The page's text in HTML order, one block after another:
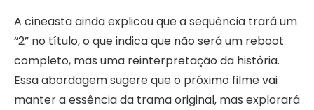
A cineasta ainda explicou que a sequência trará um
“2” no título, o que indica que não será um reboot
completo, mas uma reinterpretação da história.
Essa abordagem sugere que o próximo filme vai
manter a essência da trama original, mas explorará